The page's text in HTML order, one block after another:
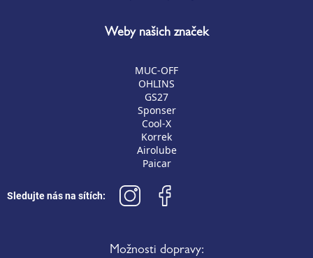
Weby našich značek
MUC-OFF
OHLINS
GS27
Sponser
Cool-X
Korrek
Airolube
Paicar
Sledujte nás na sítích:
Možnosti dopravy: